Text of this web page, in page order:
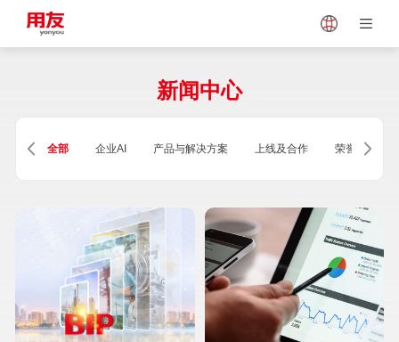
Vietnam
Singapore Malaysia
Thailand
Turkey
新闻中心
全部 企业AI 产品与解决方案 上线及合作 荣誉及资质